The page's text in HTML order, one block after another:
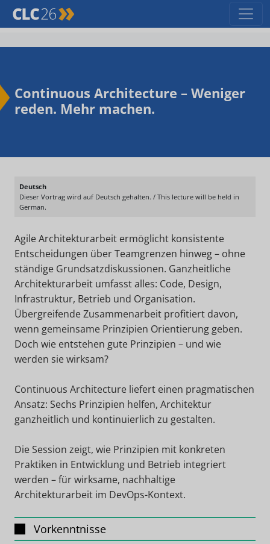
Continuous Architecture – Weniger
reden. Mehr machen.
Deutsch
Dieser Vortrag wird auf Deutsch gehalten. / This lecture will be held in
German.
Agile Architekturarbeit ermöglicht konsistente
Entscheidungen über Teamgrenzen hinweg – ohne
ständige Grundsatzdiskussionen. Ganzheitliche
Architekturarbeit umfasst alles: Code, Design,
Infrastruktur, Betrieb und Organisation.
Übergreifende Zusammenarbeit profitiert davon,
wenn gemeinsame Prinzipien Orientierung geben.
Doch wie entstehen gute Prinzipien – und wie
werden sie wirksam?
Continuous Architecture liefert einen pragmatischen
Ansatz: Sechs Prinzipien helfen, Architektur
ganzheitlich und kontinuierlich zu gestalten.
Die Session zeigt, wie Prinzipien mit konkreten
Praktiken in Entwicklung und Betrieb integriert
werden – für wirksame, nachhaltige
Architekturarbeit im DevOps-Kontext.
Vorkenntnisse